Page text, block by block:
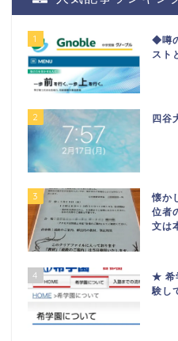
1
◆噂
スト
2 四谷
3
懐か
位者
文は
4
★ 希
験し